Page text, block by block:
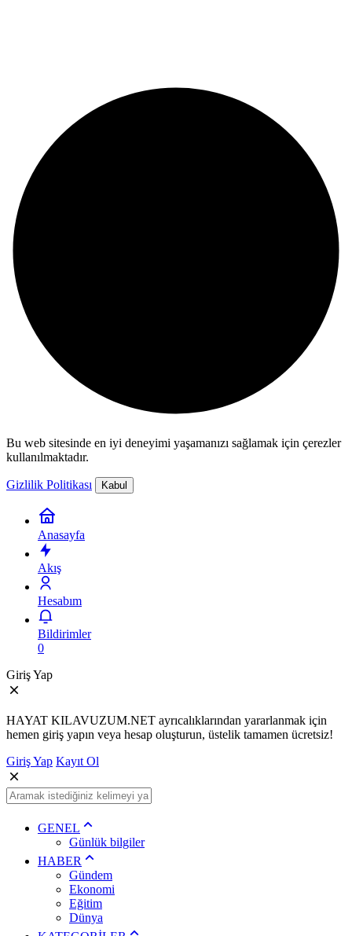
Bu web sitesinde en iyi deneyimi yaşamanızı sağlamak için çerezler
kullanılmaktadır.
Gizlilik Politikası Kabul
Anasayfa
Akış
Hesabım
Bildirimler
0
Giriş Yap
HAYAT KILAVUZUM.NET ayrıcalıklarından yararlanmak için
hemen giriş yapın veya hesap oluşturun, üstelik tamamen ücretsiz!
Giriş Yap Kayıt Ol
GENEL
Günlük bilgiler
HABER
Gündem
Ekonomi
Eğitim
Dünya